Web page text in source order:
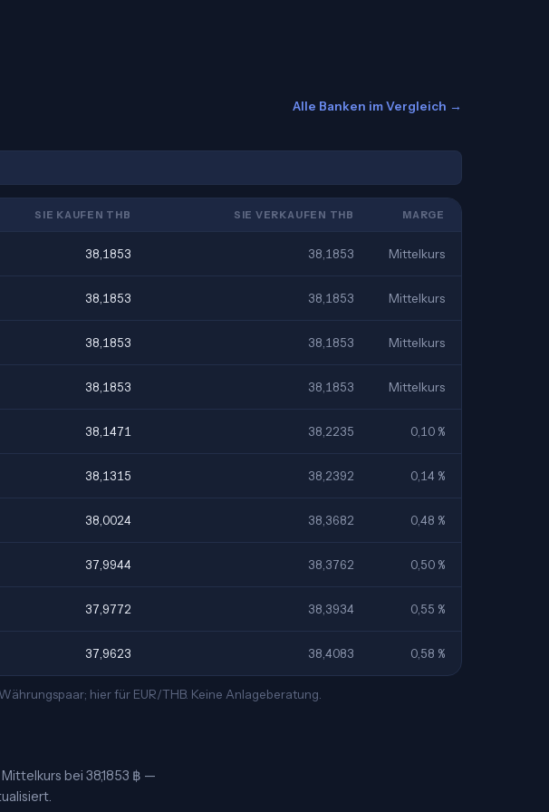
Alle Banken im Vergleich →
SIE KAUFEN THB SIE VERKAUFEN THB MARGE
38,1853 38,1853 Mittelkurs
38,1853 38,1853 Mittelkurs
38,1853 38,1853 Mittelkurs
38,1853 38,1853 Mittelkurs
38,1471 38,2235 0,10 %
38,1315 38,2392 0,14 %
38,0024 38,3682 0,48 %
37,9944 38,3762 0,50 %
37,9772 38,3934 0,55 %
37,9623 38,4083 0,58 %
hier für EUR/THB. Keine Anlageberatung.
bei 38,1853 ฿ —